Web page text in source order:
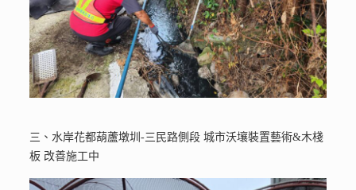
三、水岸花都葫蘆墩圳-三民路側段 城市沃壤裝置藝術&木棧
板 改善施工中